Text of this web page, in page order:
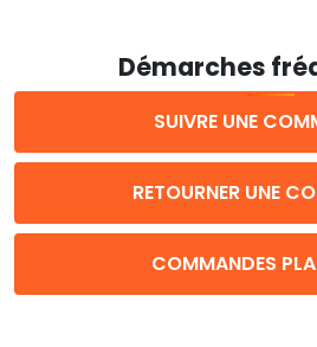
Démarches
SUIVRE UNE
RETOURNER UNE
COMMANDES